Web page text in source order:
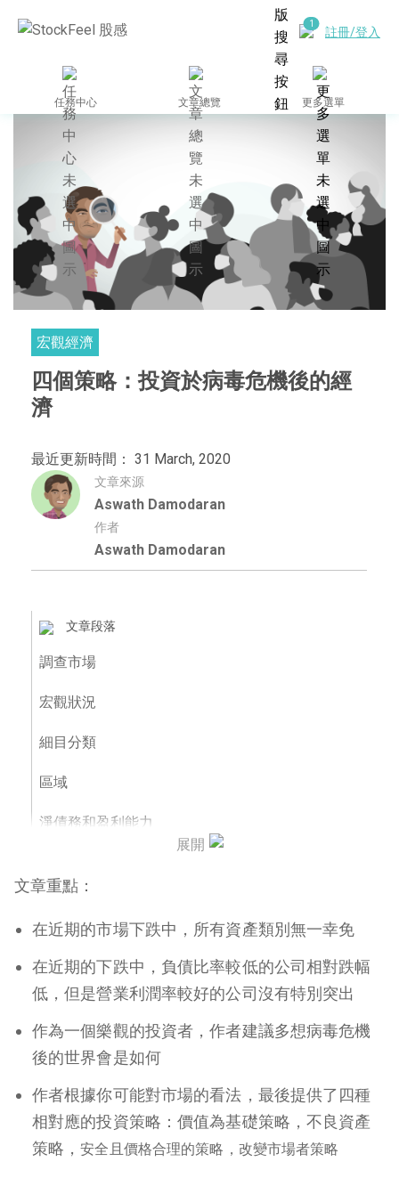
註冊/登入
任務中心 文章總覽 更多選單
宏觀經濟
四個策略：投資於病毒危機後的經
濟
最近更新時間： 31 March, 2020
文章來源
Aswath Damodaran
作者
Aswath Damodaran
文章段落
調查市場
宏觀狀況
細目分類
區域
淨債務和盈利能力
投資策略
展開
文章重點：
在近期的市場下跌中，所有資產類別無一幸免
在近期的下跌中，負債比率較低的公司相對跌幅
低，但是營業利潤率較好的公司沒有特別突出
作為一個樂觀的投資者，作者建議多想病毒危機
後的世界會是如何
作者根據你可能對市場的看法，最後提供了四種
相對應的投資策略：價值為基礎策略，不良資產
策略，安全且價格合理的策略，改變市場者策略